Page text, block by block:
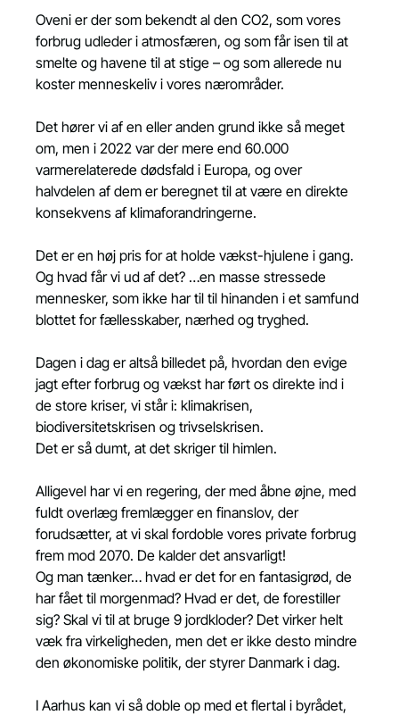
Oveni er der som bekendt al den CO2, som vores
forbrug udleder i atmosfæren, og som får isen til at
smelte og havene til at stige – og som allerede nu
koster menneskeliv i vores nærområder.
Det hører vi af en eller anden grund ikke så meget
om, men i 2022 var der mere end 60.000
varmerelaterede dødsfald i Europa, og over
halvdelen af dem er beregnet til at være en direkte
konsekvens af klimaforandringerne.
Det er en høj pris for at holde vækst-hjulene i gang.
Og hvad får vi ud af det? …en masse stressede
mennesker, som ikke har til til hinanden i et samfund
blottet for fællesskaber, nærhed og tryghed.
Dagen i dag er altså billedet på, hvordan den evige
jagt efter forbrug og vækst har ført os direkte ind i
de store kriser, vi står i: klimakrisen,
biodiversitetskrisen og trivselskrisen.
Det er så dumt, at det skriger til himlen.
Alligevel har vi en regering, der med åbne øjne, med
fuldt overlæg fremlægger en finanslov, der
forudsætter, at vi skal fordoble vores private forbrug
frem mod 2070. De kalder det ansvarligt!
Og man tænker… hvad er det for en fantasigrød, de
har fået til morgenmad? Hvad er det, de forestiller
sig? Skal vi til at bruge 9 jordkloder? Det virker helt
væk fra virkeligheden, men det er ikke desto mindre
den økonomiske politik, der styrer Danmark i dag.
I Aarhus kan vi så doble op med et flertal i byrådet,